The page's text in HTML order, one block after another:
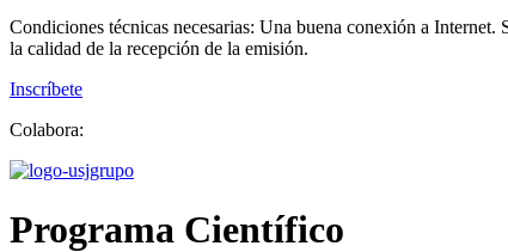
Condiciones técnicas necesarias: Una buena conexión a
la calidad de la recepción de la emisión.
Inscríbete
Colabora:
Programa Científico